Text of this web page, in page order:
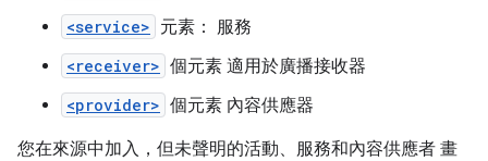
<service> 元素： 服務
<receiver> 個元素 適用於廣播接收器
<provider> 個元素 內容供應器
您在來源中加入，但未聲明的活動、服務和內容供應者 畫